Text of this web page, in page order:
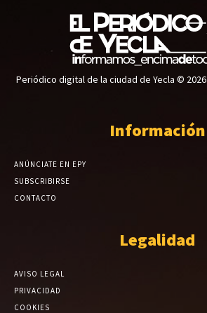
Periódico digital de la ciudad de Yecla © 2026
Información
ANÚNCIATE EN EPY
SUBSCRIBIRSE
CONTACTO
Legalidad
AVISO LEGAL
PRIVACIDAD
COOKIES